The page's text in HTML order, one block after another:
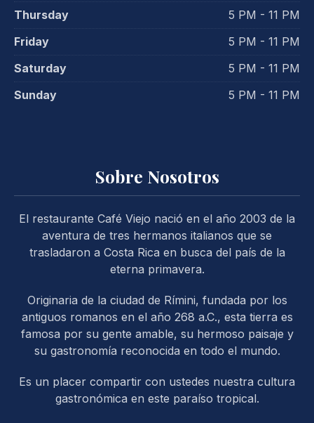
Thursday
5 PM - 11 PM
Friday
5 PM - 11 PM
Saturday
5 PM - 11 PM
Sunday
5 PM - 11 PM
Sobre Nosotros
El restaurante Café Viejo nació en el año 2003 de la
aventura de tres hermanos italianos que se
trasladaron a Costa Rica en busca del país de la
eterna primavera.
Originaria de la ciudad de Rímini, fundada por los
antiguos romanos en el año 268 a.C., esta tierra es
famosa por su gente amable, su hermoso paisaje y
su gastronomía reconocida en todo el mundo.
Es un placer compartir con ustedes nuestra cultura
gastronómica en este paraíso tropical.